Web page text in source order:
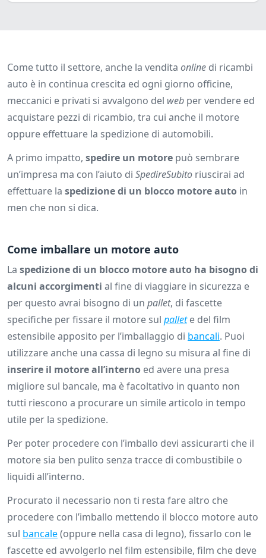
Come tutto il settore, anche la vendita online di ricambi
auto è in continua crescita ed ogni giorno officine,
meccanici e privati si avvalgono del web per vendere ed
acquistare pezzi di ricambio, tra cui anche il motore
oppure effettuare la spedizione di automobili.
A primo impatto, spedire un motore può sembrare
un’impresa ma con l’aiuto di SpedireSubito riuscirai ad
effettuare la spedizione di un blocco motore auto in
men che non si dica.
Come imballare un motore auto
La spedizione di un blocco motore auto ha bisogno di
alcuni accorgimenti al fine di viaggiare in sicurezza e
per questo avrai bisogno di un pallet, di fascette
specifiche per fissare il motore sul pallet e del film
estensibile apposito per l’imballaggio di bancali. Puoi
utilizzare anche una cassa di legno su misura al fine di
inserire il motore all’interno ed avere una presa
migliore sul bancale, ma è facoltativo in quanto non
tutti riescono a procurare un simile articolo in tempo
utile per la spedizione.
Per poter procedere con l’imballo devi assicurarti che il
motore sia ben pulito senza tracce di combustibile o
liquidi all’interno.
Procurato il necessario non ti resta fare altro che
procedere con l’imballo mettendo il blocco motore auto
sul bancale(oppure nella casa di legno), fissarlo con le
fascette ed avvolgerlo nel film estensibile, film che deve